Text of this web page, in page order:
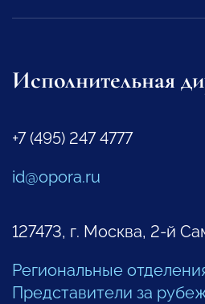
Исполнительная
+7 (495) 247 4777
id@opora.ru
127473, г. Москва, 2-й
Региональные
Представители за